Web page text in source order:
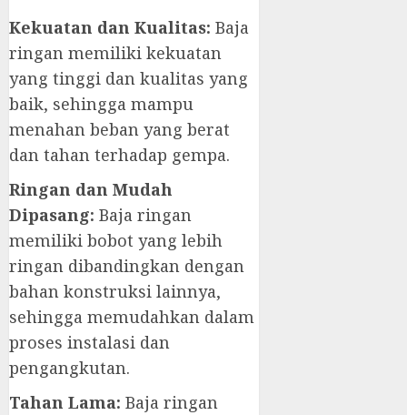
Kekuatan dan Kualitas: Baja
ringan memiliki kekuatan
yang tinggi dan kualitas yang
baik, sehingga mampu
menahan beban yang berat
dan tahan terhadap gempa.
Ringan dan Mudah
Dipasang: Baja ringan
memiliki bobot yang lebih
ringan dibandingkan dengan
bahan konstruksi lainnya,
sehingga memudahkan dalam
proses instalasi dan
pengangkutan.
Tahan Lama: Baja ringan